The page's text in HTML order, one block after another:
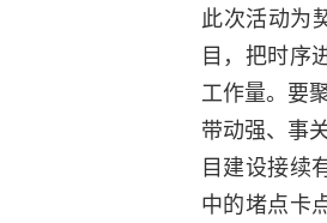
此次活动为
目，把时序
工作量。要
带动强、事
目建设接续
中的堵点卡